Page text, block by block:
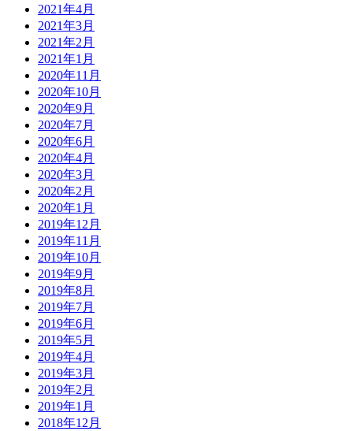
2021年4月
2021年3月
2021年2月
2021年1月
2020年11月
2020年10月
2020年9月
2020年7月
2020年6月
2020年4月
2020年3月
2020年2月
2020年1月
2019年12月
2019年11月
2019年10月
2019年9月
2019年8月
2019年7月
2019年6月
2019年5月
2019年4月
2019年3月
2019年2月
2019年1月
2018年12月